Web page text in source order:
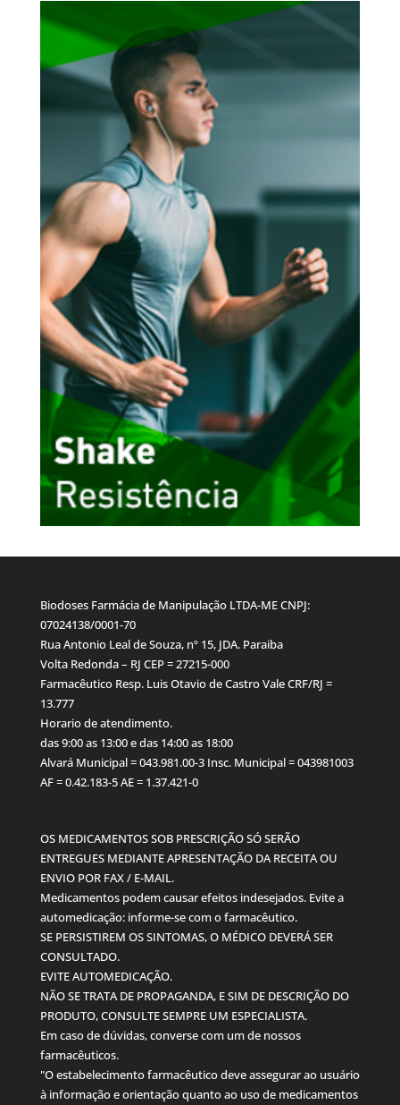
Biodoses Farmácia de Manipulação LTDA-ME CNPJ:
07024138/0001-70
Rua Antonio Leal de Souza, nº 15, JDA. Paraiba
Volta Redonda – RJ CEP = 27215-000
Farmacêutico Resp. Luis Otavio de Castro Vale CRF/RJ =
13.777
Horario de atendimento.
das 9:00 as 13:00 e das 14:00 as 18:00
Alvará Municipal = 043.981.00-3 Insc. Municipal = 043981003
AF = 0.42.183-5 AE = 1.37.421-0
OS MEDICAMENTOS SOB PRESCRIÇÃO SÓ SERÃO
ENTREGUES MEDIANTE APRESENTAÇÃO DA RECEITA OU
ENVIO POR FAX / E-MAIL.
Medicamentos podem causar efeitos indesejados. Evite a
automedicação: informe-se com o farmacêutico.
SE PERSISTIREM OS SINTOMAS, O MÉDICO DEVERÁ SER
CONSULTADO.
EVITE AUTOMEDICAÇÃO.
NÃO SE TRATA DE PROPAGANDA, E SIM DE DESCRIÇÃO DO
PRODUTO, CONSULTE SEMPRE UM ESPECIALISTA.
Em caso de dúvidas, converse com um de nossos
farmacêuticos.
"O estabelecimento farmacêutico deve assegurar ao usuário
à informação e orientação quanto ao uso de medicamentos